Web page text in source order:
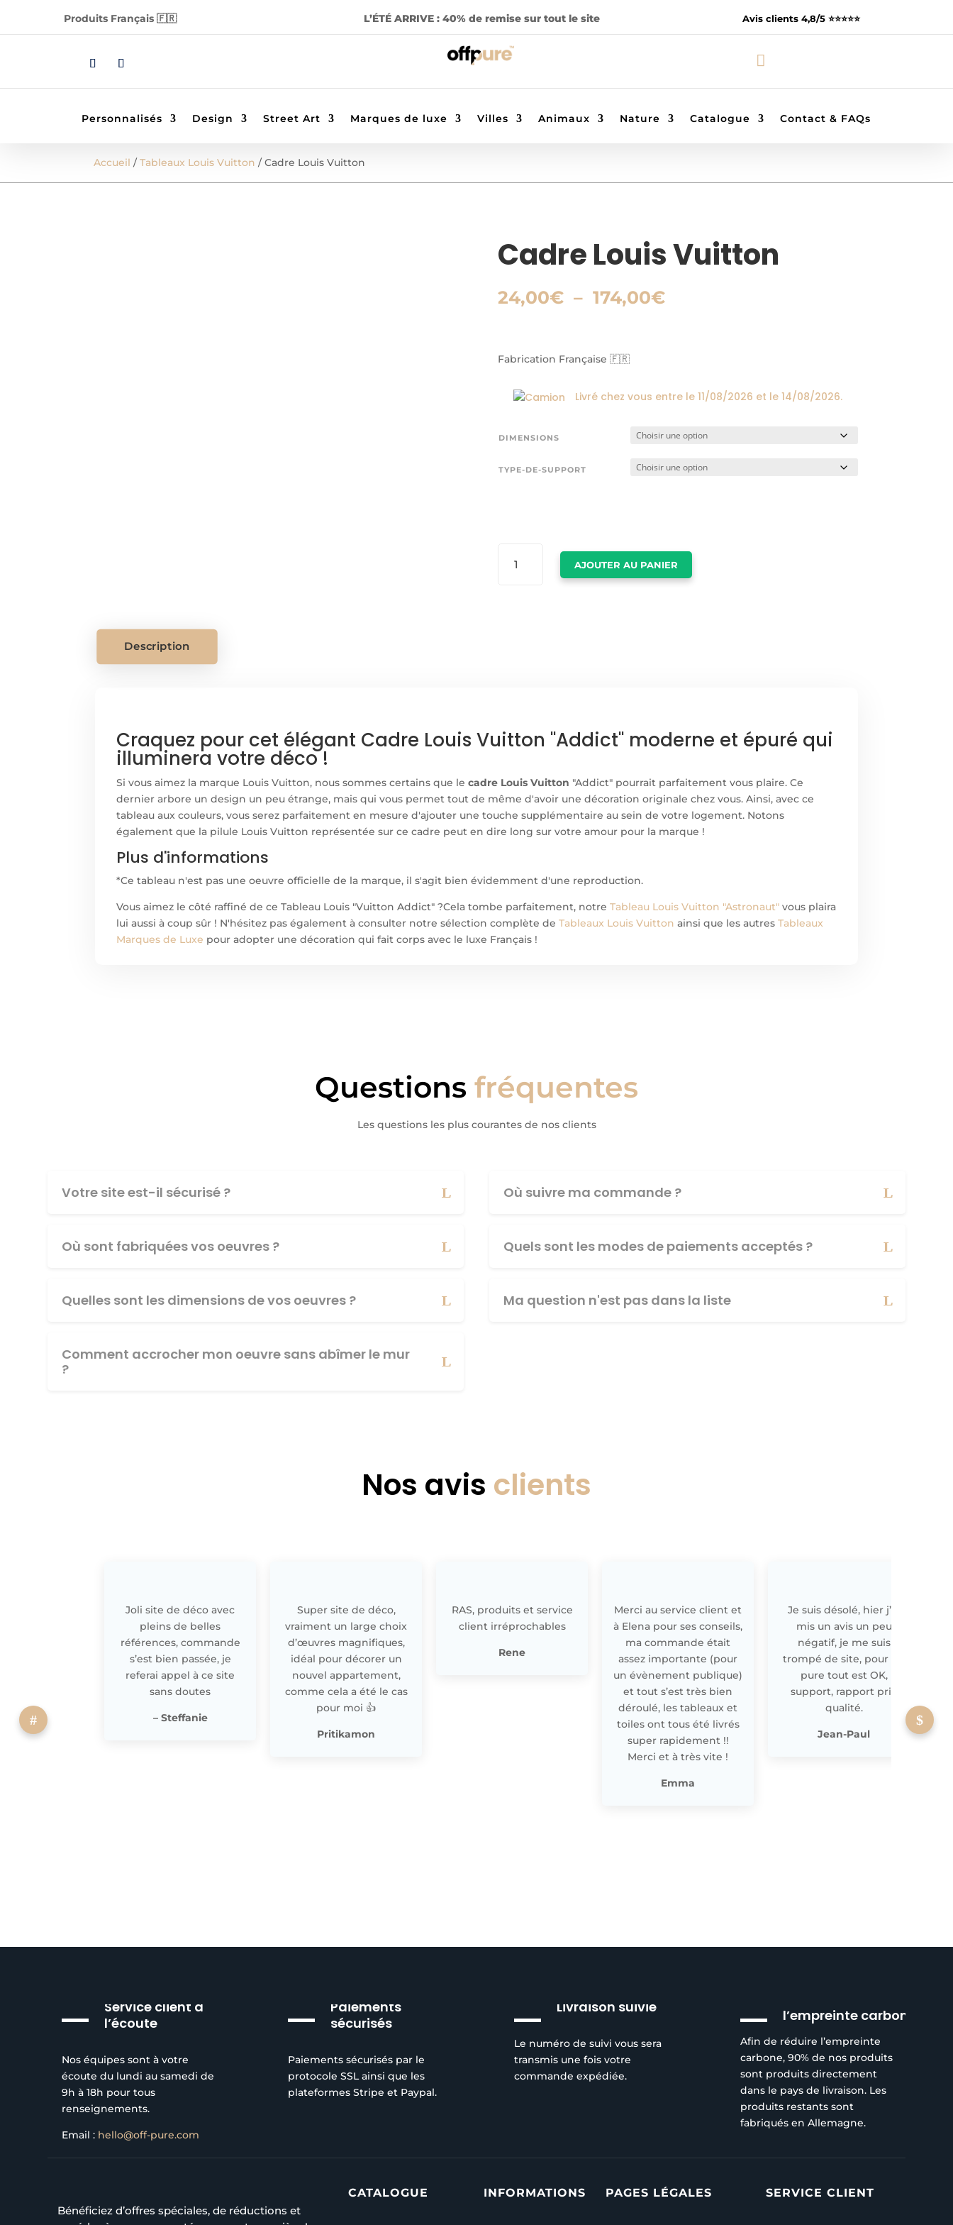
Produits Français 🇫🇷 L’ÉTÉ ARRIVE : 40% de remise sur tout le site Avis clients 4,8/5 ⭐️⭐️⭐️⭐️⭐️

Personnalisés Design Street Art Marques de luxe Villes Animaux Nature Catalogue Contact & FAQs
Accueil /Tableaux Louis Vuitton / Cadre Louis Vuitton
Cadre Louis Vuitton
24,00€ – 174,00€Plage
Fabrication Française 🇫🇷
Livré chez vous entre le 11/08/2026 et le 14/08/2026.
DIMENSIONS
TYPE-DE-SUPPORT
AJOUTER AU PANIER
Description
Craquez pour cet élégant Cadre Louis Vuitton "Addict" moderne et épuré qui
illuminera votre déco !
Si vous aimez la marque Louis Vuitton, nous sommes certains que lecadre Louis Vuitton "Addict" pourrait parfaitement vous plaire. Ce
dernier arbore un design un peu étrange, mais qui vous permet tout de même d'avoir une décoration originale chez vous. Ainsi, avec ce
tableau aux couleurs, vous serez parfaitement en mesure d'ajouter une touche supplémentaire au sein de votre logement. Notons
également que la pilule Louis Vuitton représentée sur ce cadre peut en dire long sur votre amour pour la marque !
Plus d'informations
*Ce tableau n'est pas une oeuvre officielle de la marque, il s'agit bien évidemment d'une reproduction.
Vous aimez le côté raffiné de ce Tableau Louis "Vuitton Addict" ?Cela tombe parfaitement, notreTableau Louis Vuitton "Astronaut" vous plaira
lui aussi à coup sûr ! N'hésitez pas également à consulter notre sélection complète deTableaux Louis Vuitton ainsi que les autresTableaux
Marques de Luxe pour adopter une décoration qui fait corps avec le luxe Français !
Questions fréquentes
Les questions les plus courantes de nos clients
Votre site est-il sécurisé ?
Où sont fabriquées vos oeuvres ?
Quelles sont les dimensions de vos oeuvres ?
Comment accrocher mon oeuvre sans abîmer le mur
?
Où suivre ma commande ?
Quels sont les modes de paiements acceptés ?
Ma question n'est pas dans la liste
Nos avis clients
Joli site de déco avec
pleins de belles
références, commande
s’est bien passée, je
referai appel à ce site
sans doutes
– Steffanie
Super site de déco,
vraiment un large choix
d’œuvres magnifiques,
idéal pour décorer un
nouvel appartement,
comme cela a été le cas
pour moi 👍
Pritikamon
RAS, produits et service
client irréprochables
Rene
Merci au service client et
à Elena pour ses conseils,
ma commande était
assez importante (pour
un évènement publique)
et tout s’est très bien
déroulé, les tableaux et
toiles ont tous été livrés
super rapidement !!
Merci et à très vite !
Emma
Je suis désolé, hier j’ai
mis un avis un peu
négatif, je me suis
trompé de site, pour off
pure tout est OK,
support, rapport prix
qualité.
Jean-Paul
Service client à
l’écoute
Nos équipes sont à votre
écoute du lundi au samedi de
9h à 18h pour tous
renseignements.
Email : hello@off-pure.com
Paiements
sécurisés
Paiements sécurisés par le
protocole SSL ainsi que les
plateformes Stripe et Paypal.
Livraison suivie
Le numéro de suivi vous sera
transmis une fois votre
commande expédiée.
l’empreinte carbone
Afin de réduire l’empreinte
carbone, 90% de nos produits
sont produits directement
dans le pays de livraison. Les
produits restants sont
fabriqués en Allemagne.
Bénéficiez d’offres spéciales, de réductions et
CATALOGUE INFORMATIONS PAGES LÉGALES SERVICE CLIENT